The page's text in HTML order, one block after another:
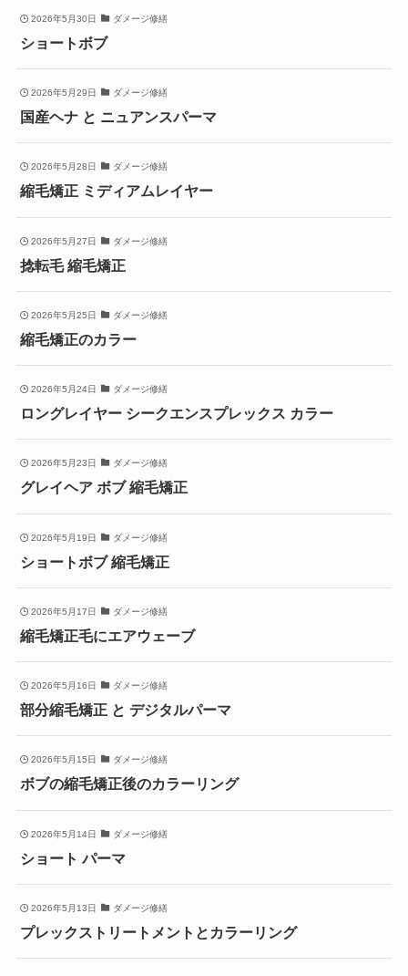
2026年5月30日 ダメージ修繕
ショートボブ
2026年5月29日 ダメージ修繕
国産ヘナ と ニュアンスパーマ
2026年5月28日 ダメージ修繕
縮毛矯正 ミディアムレイヤー
2026年5月27日 ダメージ修繕
捻転毛 縮毛矯正
2026年5月25日 ダメージ修繕
縮毛矯正のカラー
2026年5月24日 ダメージ修繕
ロングレイヤー シークエンスプレックス カラー
2026年5月23日 ダメージ修繕
グレイヘア ボブ 縮毛矯正
2026年5月19日 ダメージ修繕
ショートボブ 縮毛矯正
2026年5月17日 ダメージ修繕
縮毛矯正毛にエアウェーブ
2026年5月16日 ダメージ修繕
部分縮毛矯正 と デジタルパーマ
2026年5月15日 ダメージ修繕
ボブの縮毛矯正後のカラーリング
2026年5月14日 ダメージ修繕
ショート パーマ
2026年5月13日 ダメージ修繕
プレックストリートメントとカラーリング